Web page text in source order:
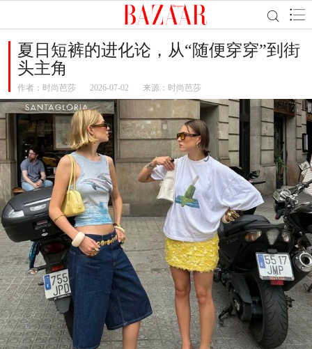
夏日短裤的进化论，从“随便穿穿”到街
头主角
作者： 时尚芭莎 2026-07-02 来源：时尚芭莎